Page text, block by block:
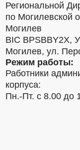
Региональной
по Могилевской
Могилев
BIC BPSBBY2X,
Могилев, ул.
Режим работы:
Работники
корпуса:
Пн.-Пт. с 8.00 до